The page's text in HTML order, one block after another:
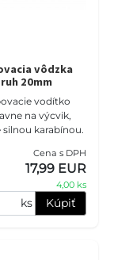
vôdzka
20mm
vodítko
na výcvik,
silnou karabínou.
Cena s DPH
17,99 EUR
4,00 ks
ks Kúpiť